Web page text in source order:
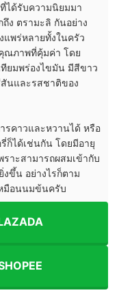
ได้รับความนิยมมา
ง ตรามะลิ กันอย่าง
แพร่หลายทั้งในครัว
ณภาพที่คุ้มค่า โดย
ยมพร่องไขมัน มีสีขาว
สันและรสชาติของ
รคาวและหวานได้ หรือ
ก็ได้เช่นกัน โดยมีอายุ
าะสามารถผสมเข้ากับ
งขึ้น อย่างไรก็ตาม
มือนนมข้นครับ